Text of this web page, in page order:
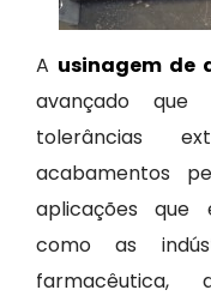
A usinagem de
avançado
tolerâncias
acabamentos
aplicações que
como as
farmacêutica,